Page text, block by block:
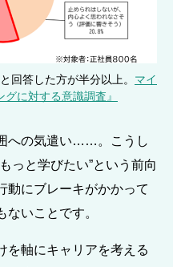
回答した方が半分以上。 マイ
に対する意識調査』
への気遣い……。こうし
っと学びたい”という前向
動にブレーキがかかって
ないことです。
を軸にキャリアを考える